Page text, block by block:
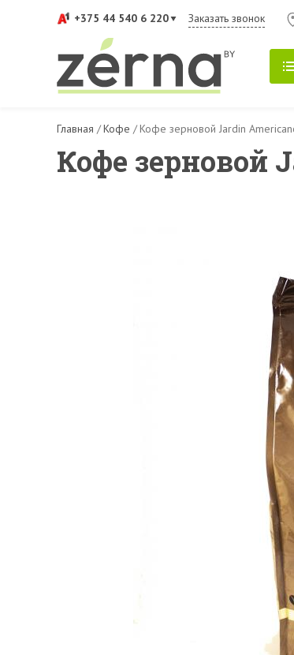
+375 44 540 6 220 Заказать звонок
Главная /Кофе /Кофе зерновой Jardin
Кофе зерновой